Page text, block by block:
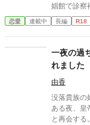
娼館で診察
ない。 あ
団長・レイ
が、レイル
××、触ら
恋愛 連載中 長編 R18
一夜の過
れました
由香
没落貴族の
ある夜、皇
と再会する。 遠い存在になったはずの彼。 けれど、その夜